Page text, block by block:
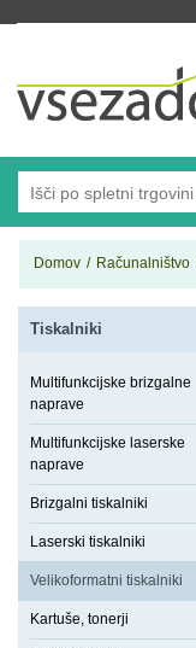
Domov / Računalništvo
Tiskalniki
Multifunkcijske brizgalne
naprave
Multifunkcijske laserske
naprave
Brizgalni tiskalniki
Laserski tiskalniki
Velikoformatni tiskalniki
Kartuše, tonerji